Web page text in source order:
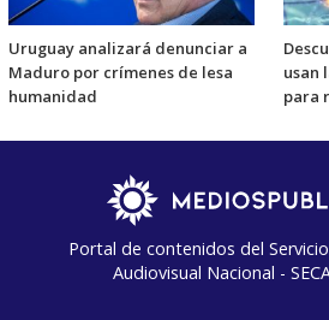
Uruguay analizará denunciar a
Maduro por crímenes de lesa
humanidad
usan
para
Portal de contenidos del
Audiovisual Nacional -